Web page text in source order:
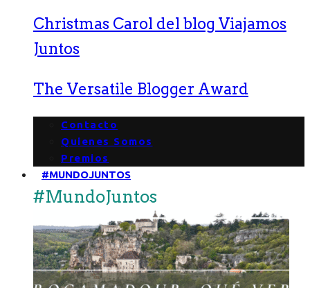
Christmas Carol del blog Viajamos
Juntos
The Versatile Blogger Award
Contacto
Quienes Somos
Premios
#MUNDOJUNTOS
#MundoJuntos